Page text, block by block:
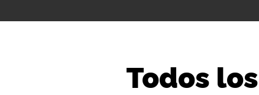
Todos